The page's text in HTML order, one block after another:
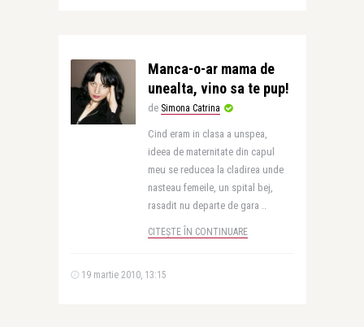
Manca-o-ar mama de
unealta, vino sa te pup!
de Simona Catrina
Cind eram in clasa a unspea,
ideea de maternitate din capul
meu se reducea la cladirea unde
nasteau femeile, un spital bej,
rasadit nu departe de gara ..
CITEȘTE ÎN CONTINUARE
19 martie 2010, 13:15